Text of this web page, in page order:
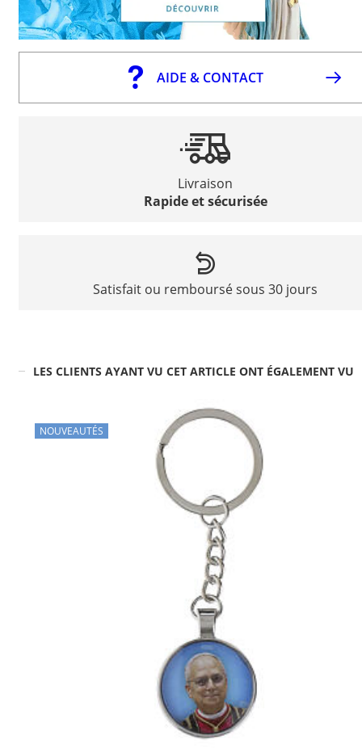
AIDE & CONTACT
Livraison
Rapide et sécurisée
Satisfait ou remboursé sous 30 jours
LES CLIENTS AYANT VU CET ARTICLE ONT ÉGALEMENT VU
NOUVEAUTÉS